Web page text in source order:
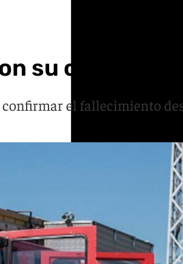
su coche en
el fallecimiento